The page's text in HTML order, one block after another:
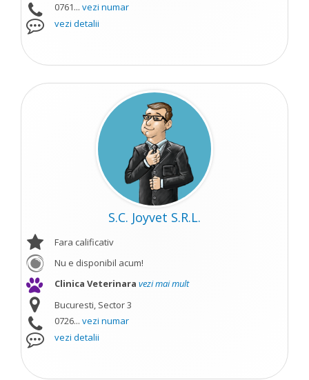
0761... vezi numar
vezi detalii
S.C. Joyvet S.R.L.
Fara calificativ
Nu e disponibil acum!
Clinica Veterinara vezi mai mult
Bucuresti, Sector 3
0726... vezi numar
vezi detalii